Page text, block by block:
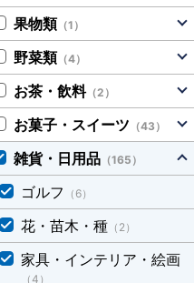
果物類 （1）
野菜類 （4）
お茶・飲料（2）
お菓子・スイーツ （43）
雑貨・日用品 （165）
ゴルフ （6）
花・苗木・種 （2）
家具・インテリア・絵画
（4）